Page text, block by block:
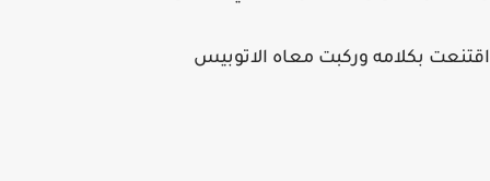
اقتنعت بكلامه وركبت معاه الاتوبيس